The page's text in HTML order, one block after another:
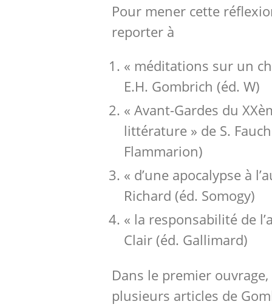
Pour mener cette
reporter à
« méditations sur un
E.H. Gombrich (éd. W)
« Avant-Gardes du
littérature » de S.
Flammarion)
« d’une apocalypse à
Richard (éd. Somogy)
« la responsabilité de
Clair (éd. Gallimard)
Dans le premier
plusieurs articles de